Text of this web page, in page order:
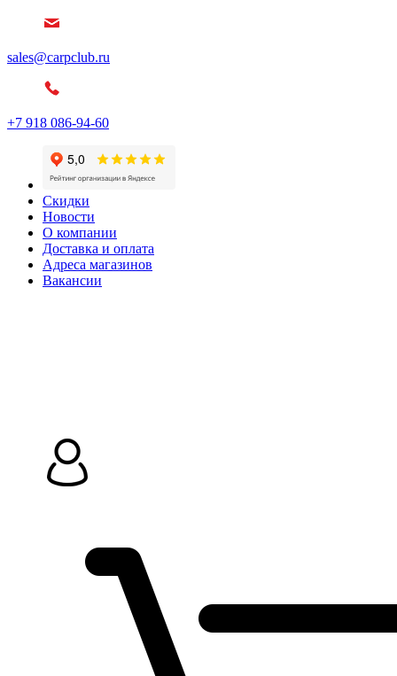
sales@carpclub.ru
+7 918 086-94-60
Скидки
Новости
О компании
Доставка и оплата
Адреса магазинов
Вакансии